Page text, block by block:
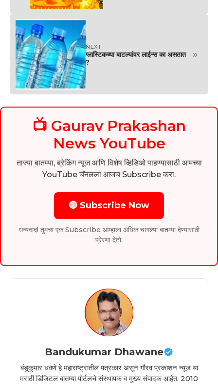
NEXT
प्लास्टिकच्या बाटल्यांवर लाईन्स का असतात
?
»
📺 Gaurav Prakashan
News YouTube
ताज्या बातम्या, ब्रेकिंग न्यूज आणि विशेष व्हिडिओ पाहण्यासाठी आमच्या
YouTube चॅनलला आजच Subscribe करा.
🔴 Subscribe Now
धन्यवाद! तुमचा एक Subscribe आम्हाला अधिक चांगल्या बातम्या देण्यासाठी
प्रेरणा देतो.
Bandukumar Dhawane
बंडूकुमार धवणे हे महाराष्ट्रातील पत्रकार असून गौरव प्रकाशन न्यूज या
मराठी डिजिटल बातम्या पोर्टलचे संस्थापक व मुख्य संपादक आहेत. 2010